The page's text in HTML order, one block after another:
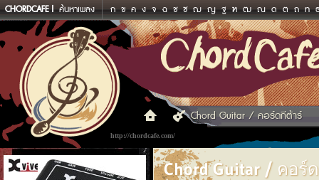
CHORDCAFE ค้นหาเพลง ก ข ค ง จ ฉ ช ซ ฌ ญ ฐ ฑ ฒ ณ ด ต ถ ท
http://chordcafe.com/
Chord Guitar / คอร์ดกีต้าร์
Chord Guitar / คอร์